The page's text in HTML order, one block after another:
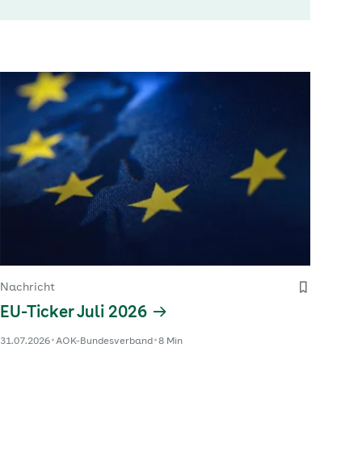
Versicherte. Im Vorjahr waren es 112
Fehltage. Damit machen…
Nachricht
EU-Ticker Juli 2026
31.07.2026 AOK-Bundesverband 8 Min